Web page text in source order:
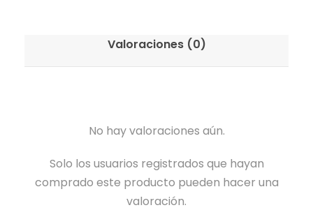
Valoraciones (0)
No hay valoraciones aún.
Solo los usuarios registrados que hayan
comprado este producto pueden hacer una
valoración.